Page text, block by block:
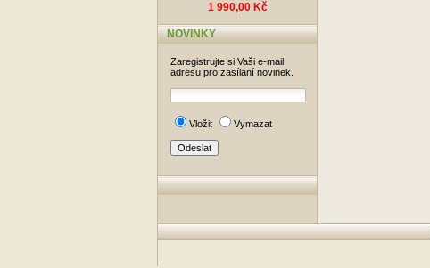
1 990,00 Kč
NOVINKY
Zaregistrujte si Vaši e-mail
adresu pro zasílání novinek.
Vložit Vymazat